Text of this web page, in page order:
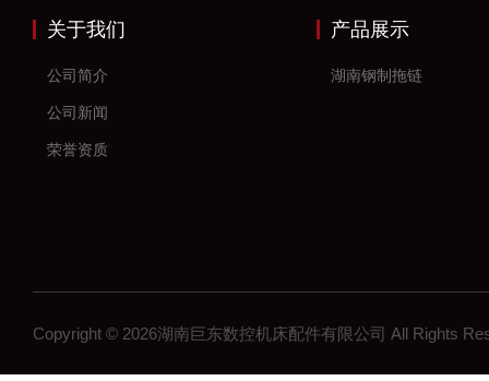
关于我们
公司简介
公司新闻
荣誉资质
产品展示
湖南钢制拖链
Copyright © 2026湖南巨东数控机床配件有限公司 All Rights